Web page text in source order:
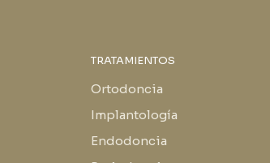
TRATAMIENTOS
Ortodoncia
Implantología
Endodoncia